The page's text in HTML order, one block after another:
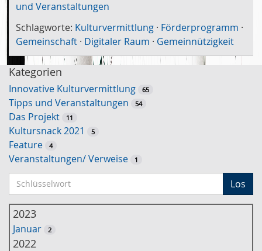
und Veranstaltungen
Schlagworte: Kulturvermittlung · Förderprogramm ·
Gemeinschaft · Digitaler Raum · Gemeinnützigkeit
Kategorien
Innovative Kulturvermittlung 65
Tipps und Veranstaltungen 54
Das Projekt 11
Kultursnack 2021 5
Feature 4
Veranstaltungen/ Verweise 1
c
h
ü
Los
2023
Januar 2
2022